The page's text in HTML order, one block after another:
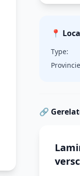
📍
Type:
🔗